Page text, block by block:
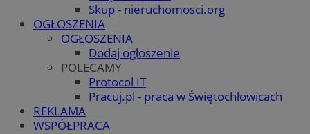
Skup - nieruchomosci.org
OGŁOSZENIA
OGŁOSZENIA
Dodaj ogłoszenie
POLECAMY
Protocol IT
Pracuj.pl - praca w Świętochłowicach
REKLAMA
WSPÓŁPRACA